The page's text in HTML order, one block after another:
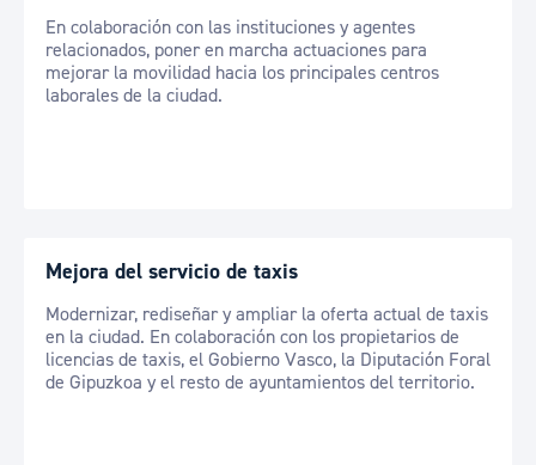
En colaboración con las instituciones y agentes
relacionados, poner en marcha actuaciones para
mejorar la movilidad hacia los principales centros
laborales de la ciudad.
Mejora del servicio de taxis
Modernizar, rediseñar y ampliar la oferta actual de taxis
en la ciudad. En colaboración con los propietarios de
licencias de taxis, el Gobierno Vasco, la Diputación Foral
de Gipuzkoa y el resto de ayuntamientos del territorio.